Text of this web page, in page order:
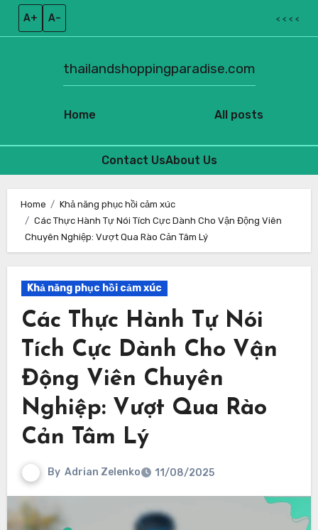
A+ A– < < < <
Home
thailandshoppingparadise.com
All posts
Contact UsAbout Us
content
Home
Khả năng phục hồi cảm xúc
Các Thực Hành Tự Nói Tích Cực Dành Cho Vận Động Viên
Chuyên Nghiệp: Vượt Qua Rào Cản Tâm Lý
Khả năng phục hồi cảm xúc
Các Thực Hành Tự Nói
Tích Cực Dành Cho Vận
Động Viên Chuyên
Nghiệp: Vượt Qua Rào
Cản Tâm Lý
By Adrian Zelenko 11/08/2025